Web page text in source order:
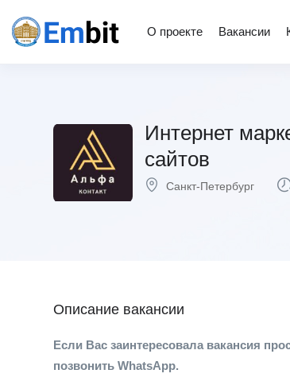
О проекте Вакансии
Интернет
сайтов
Санкт-Петербург
Описание вакансии
Если Вас заинтересовала вакансия
позвонить WhatsApp.